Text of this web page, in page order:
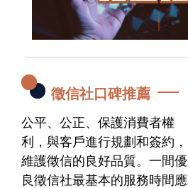
徵信社口碑推薦
公平、公正、保護消費者權
利，與客戶進行規劃和簽約，
維護徵信的良好品質。一間優
良徵信社最基本的服務時間應